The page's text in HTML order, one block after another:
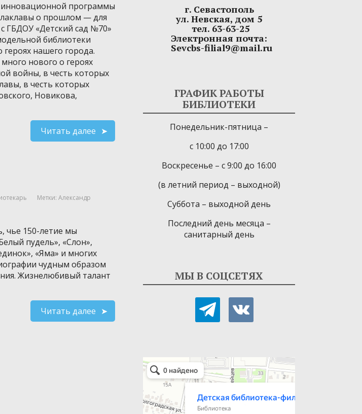
программы
о прошлом — для
ГБДОУ «Детский сад №70»
библиотеки
нашего города.
нового о героях
войны, в честь которых
в честь которых
Новикова,
Читать далее
Метки: Александр
чье 150-летие мы
пудель», «Слон»,
«Яма» и многих
чудным образом
Жизнелюбивый талант
Читать далее
г. Севастополь
ул. Невская, дом 5
тел. 63-63-25
Электронная почта:
Sevcbs-filial9@mail.ru
ГРАФИК РАБОТЫ
БИБЛИОТЕКИ
Понедельник-пятница –
с 10:00 до 17:00
Воскресенье – с 9:00 до 16:00
(в летний период – выходной)
Суббота – выходной день
Последний день месяца –
санитарный день
МЫ В СОЦСЕТЯХ
telegram vkontakte
Детская библиотека-филиал № 9
Библиотека в Севастополе